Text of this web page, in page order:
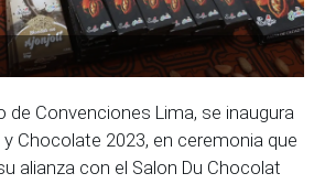
de Convenciones Lima, se inaugura
Chocolate 2023, en ceremonia que
alianza con el Salon Du Chocolat